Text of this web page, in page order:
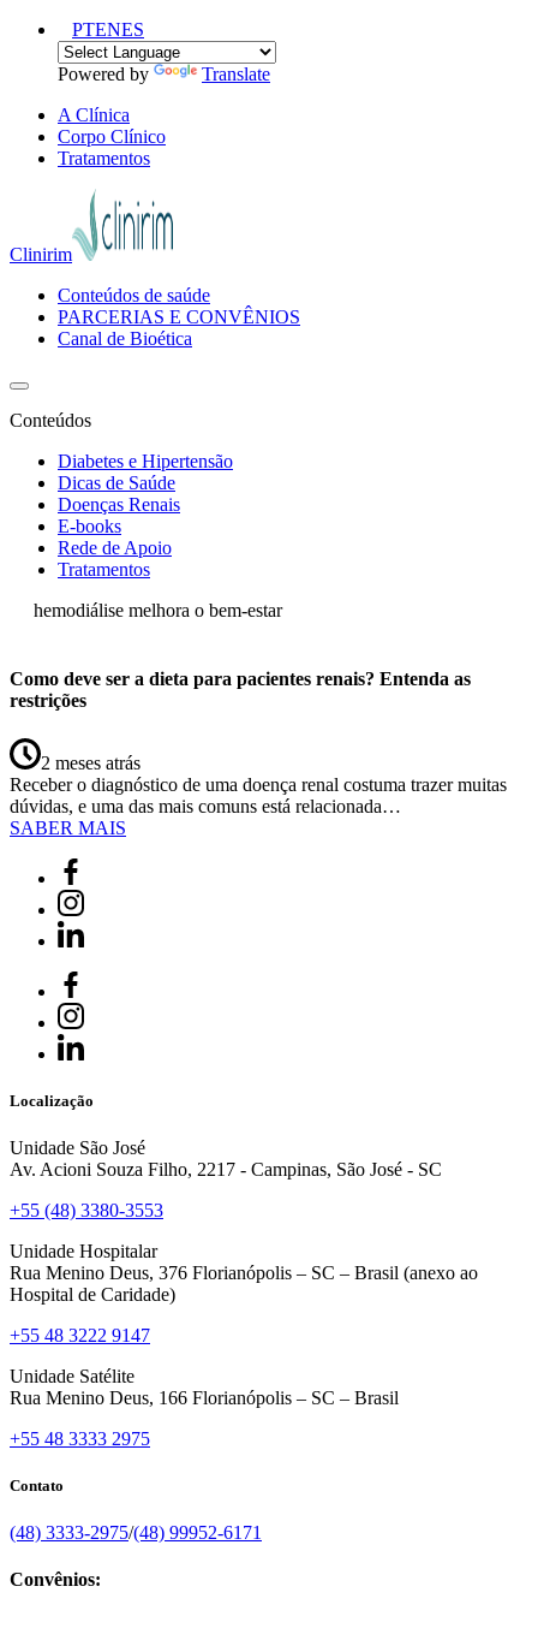
PTENES
Powered by
Translate
A Clínica
Corpo Clínico
Tratamentos
Clinirim
Conteúdos de saúde
PARCERIAS E CONVÊNIOS
Canal de Bioética
Conteúdos
Diabetes e Hipertensão
Dicas de Saúde
Doenças Renais
E-books
Rede de Apoio
Tratamentos
hemodiálise melhora o bem-estar
Como deve ser a dieta para pacientes renais? Entenda as
restrições
2 meses atrás
Receber o diagnóstico de uma doença renal costuma trazer muitas
dúvidas, e uma das mais comuns está relacionada…
SABER MAIS
Localização
Unidade São José
Av. Acioni Souza Filho, 2217 - Campinas, São José - SC
+55 (48) 3380-3553
Unidade Hospitalar
Rua Menino Deus, 376 Florianópolis – SC – Brasil (anexo ao
Hospital de Caridade)
+55 48 3222 9147
Unidade Satélite
Rua Menino Deus, 166 Florianópolis – SC – Brasil
+55 48 3333 2975
Contato
(48) 3333-2975/(48) 99952-6171
Convênios: